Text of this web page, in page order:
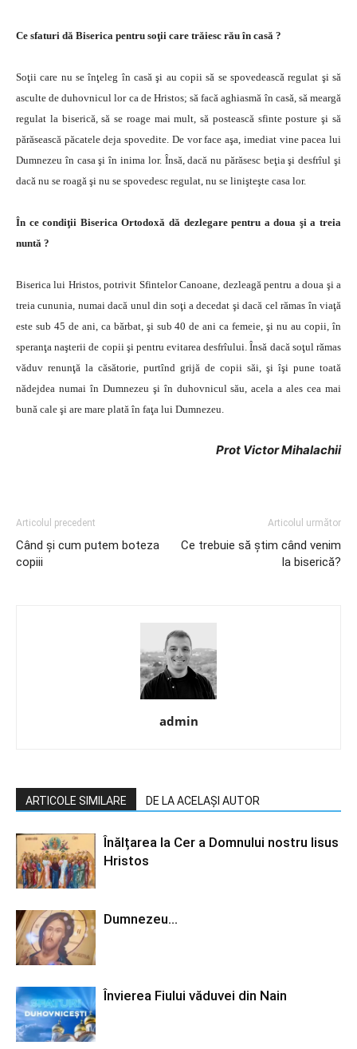
Ce sfaturi dă Biserica pentru soţii care trăiesc rău în casă ?
Soţii care nu se înţeleg în casă şi au copii să se spovedească regulat şi să
asculte de duhovnicul lor ca de Hristos; să facă aghiasmă în casă, să meargă
regulat la biserică, să se roage mai mult, să postească sfinte posture şi să
părăsească păcatele deja spovedite. De vor face aşa, imediat vine pacea lui
Dumnezeu în casa şi în inima lor. Însă, dacă nu părăsesc beţia şi desfrîul şi
dacă nu se roagă şi nu se spovedesc regulat, nu se linişteşte casa lor.
În ce condiţii Biserica Ortodoxă dă dezlegare pentru a doua şi a treia
nuntă ?
Biserica lui Hristos, potrivit Sfintelor Canoane, dezleagă pentru a doua şi a
treia cununia, numai dacă unul din soţi a decedat şi dacă cel rămas în viaţă
este sub 45 de ani, ca bărbat, şi sub 40 de ani ca femeie, şi nu au copii, în
speranţa naşterii de copii şi pentru evitarea desfrîului. Însă dacă soţul rămas
văduv renunţă la căsătorie, purtînd grijă de copii săi, şi îşi pune toată
nădejdea numai în Dumnezeu şi în duhovnicul său, acela a ales cea mai
bună cale şi are mare plată în faţa lui Dumnezeu.
Prot Victor Mihalachii
Articolul precedent
Când şi cum putem boteza
copiii
Articolul următor
Ce trebuie să ştim când venim
la biserică?
admin
ARTICOLE SIMILARE DE LA ACELAȘI AUTOR
Înălțarea la Cer a Domnului nostru Iisus
Hristos
Dumnezeu…
Învierea Fiului văduvei din Nain